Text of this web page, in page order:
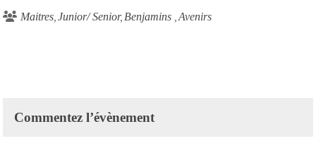
Maitres Junior/ Senior Benjamins Avenirs
Commentez l’évènement